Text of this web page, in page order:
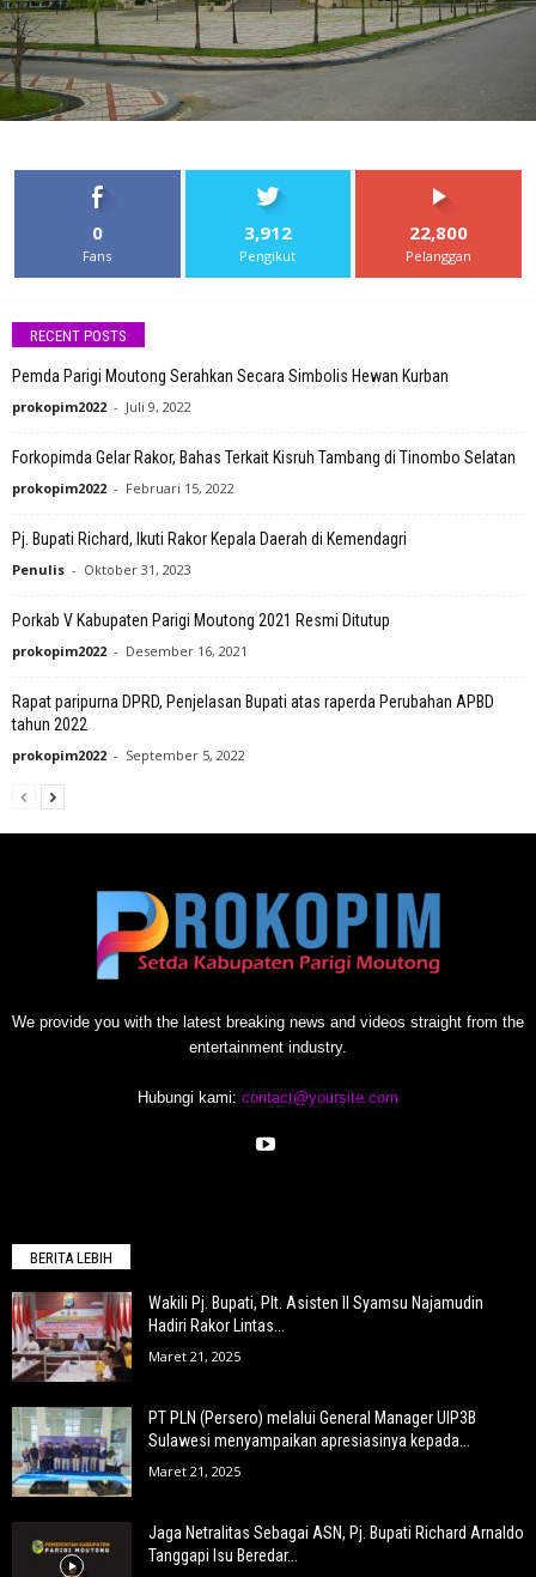
0
Fans
3,912
Pengikut
22,800
Pelanggan
RECENT POSTS
Pemda Parigi Moutong Serahkan Secara Simbolis Hewan Kurban
prokopim2022 - Juli 9, 2022
Forkopimda Gelar Rakor, Bahas Terkait Kisruh Tambang di Tinombo Selatan
prokopim2022 - Februari 15, 2022
Pj. Bupati Richard, Ikuti Rakor Kepala Daerah di Kemendagri
Penulis - Oktober 31, 2023
Porkab V Kabupaten Parigi Moutong 2021 Resmi Ditutup
prokopim2022 - Desember 16, 2021
Rapat paripurna DPRD, Penjelasan Bupati atas raperda Perubahan APBD
tahun 2022
prokopim2022 - September 5, 2022
We provide you with the latest breaking news and videos straight from the
entertainment industry.
Hubungi kami: contact@yoursite.com
BERITA LEBIH
Wakili Pj. Bupati, Plt. Asisten II Syamsu Najamudin
Hadiri Rakor Lintas...
Maret 21, 2025
PT PLN (Persero) melalui General Manager UIP3B
Sulawesi menyampaikan apresiasinya kepada...
Maret 21, 2025
Jaga Netralitas Sebagai ASN, Pj. Bupati Richard Arnaldo
Tanggapi Isu Beredar...